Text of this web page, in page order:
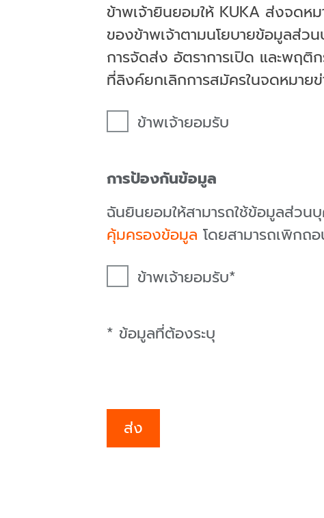
ข้าพเจ้ายินยอมให้ KUKA ส่งจดห
ของข้าพเจ้าตามนโยบายข้อมูลส่ว
การจัดส่ง อัตราการเปิด และพฤติ
ที่ลิงค์ยกเลิกการสมัครในจดหมาย
ข้าพเจ้ายอมรับ
การป้องกันข้อมูล
ฉันยินยอมให้สามารถใช้ข้อมูลส่วน
คุ้มครองข้อมูล โดยสามารถเพิกถ
ข้าพเจ้ายอมรับ
* ข้อมูลที่ต้องระบุ
ส่ง